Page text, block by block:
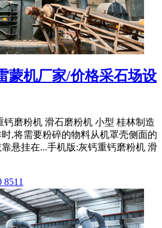
蒙机厂家/价格采石场设
钙磨粉机 滑石磨粉机 小型 桂林制造
,将需要粉碎的物料从机罩壳侧面的
悬挂在...手机版:灰钙重钙磨粉机 滑
8511